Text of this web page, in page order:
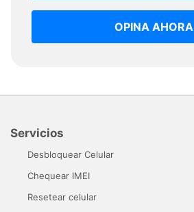
OPINA AHORA
Servicios
Desbloquear Celular
Chequear IMEI
Resetear celular